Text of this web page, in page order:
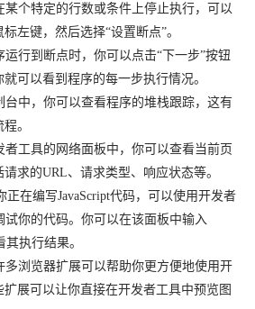
某个特定的行数或条件上停止执行，可以
左键，然后选择“设置断点”。
行到断点时，你可以点击“下一步”按钮
可以看到程序的每一步执行情况。
台中，你可以查看程序的堆栈跟踪，这有
。
者工具的网络面板中，你可以查看当前页
求的URL、请求类型、响应状态等。
正在编写JavaScript代码，可以使用开发者
试你的代码。你可以在该面板中输入
其执行结果。
多浏览器扩展可以帮助你更方便地使用开
展可以让你直接在开发者工具中预览图